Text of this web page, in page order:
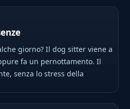
giorno? Il dog sitter viene a
fa un pernottamento. Il
senza lo stress della